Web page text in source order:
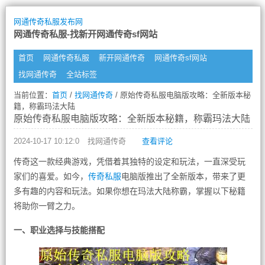
网通传奇私服发布网
网通传奇私服-找新开网通传奇sf网站
首页 网通传奇私服 新开网通传奇
网通传奇sf网站
找网通传奇
全站标签
当前位置： 首页/ 找网通传奇/ 原始传奇私服电脑版攻略：全新版本秘
籍，称霸玛法大陆
原始传奇私服电脑版攻略：全新版本秘籍，称霸玛法大陆
2024-10-17 10:12:0 找网通传奇 查看评论
传奇这一款经典游戏，凭借着其独特的设定和玩法，一直深受玩
家们的喜爱。如今， 传奇私服电脑版推出了全新版本，带来了更
多有趣的内容和玩法。如果你想在玛法大陆称霸，掌握以下秘籍
将助你一臂之力。
一、职业选择与技能搭配